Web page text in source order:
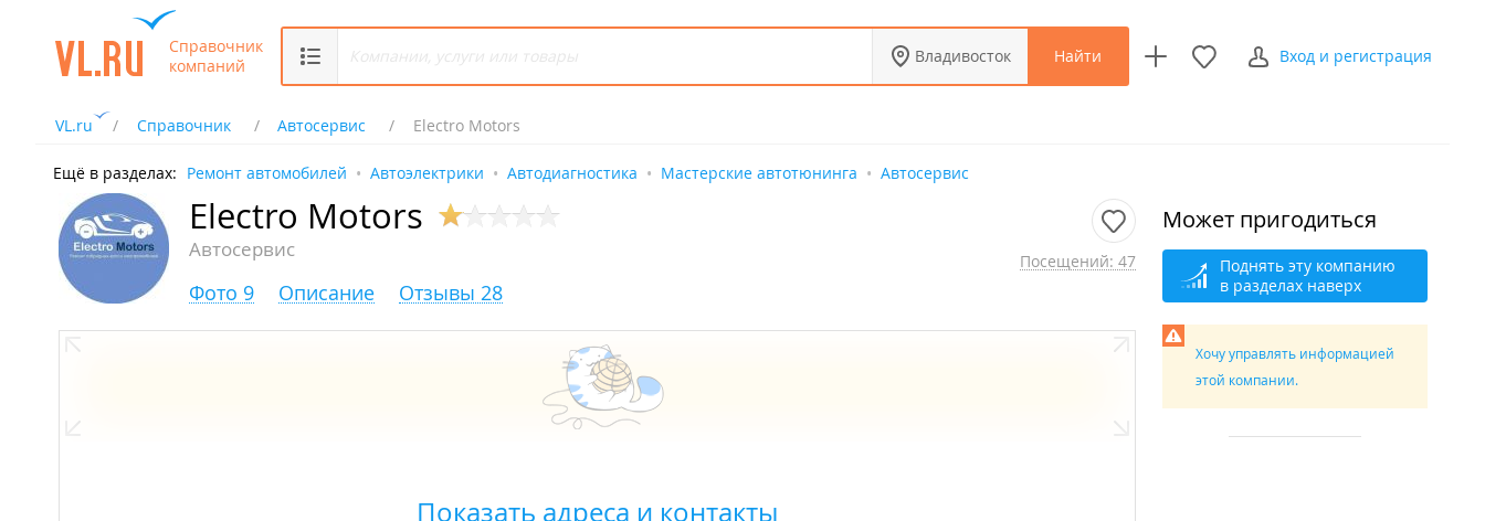
Справочник
компаний
Владивосток Найти Вход и регистрация
VL.ru Справочник Автосервис Electro Motors
Ещё в разделах: Ремонт автомобилей Автоэлектрики Автодиагностика Мастерские автотюнинга Автосервис
Electro Motors
Автосервис Посещений: 47
Фото 9 Описание Отзывы 28
Показать адреса и контакты
Может пригодиться
Поднять эту компанию
в разделах наверх
Хочу управлять информацией
этой компании.